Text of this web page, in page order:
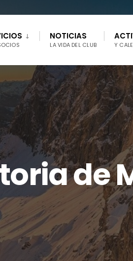
NOTICIAS
LA VIDA DEL CLUB Y
de